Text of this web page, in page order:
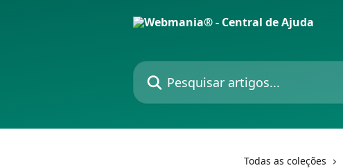
Pesquisar artigos...
Todas as coleções